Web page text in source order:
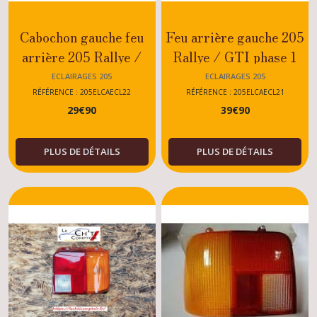
Cabochon gauche feu
arrière 205 Rallye /
GTI phase 2
ECLAIRAGES 205
RÉFÉRENCE : 205ELCAECL22
29€90
PLUS DE DÉTAILS
Feu arrière gauche 205
Rallye / GTI phase 1
ECLAIRAGES 205
RÉFÉRENCE : 205ELCAECL21
39€90
PLUS DE DÉTAILS